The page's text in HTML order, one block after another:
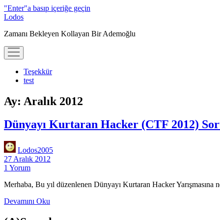
"Enter"a basıp içeriğe geçin
Lodos
Zamanı Bekleyen Kollayan Bir Ademoğlu
menüyü
aç
Teşekkür
test
Ay: Aralık 2012
Dünyayı Kurtaran Hacker (CTF 2012)
Lodos2005
27 Aralık 2012
1 Yorum
Merhaba, Bu yıl düzenlenen Dünyayı Kurtaran Hacker
Devamını Oku
Hacker